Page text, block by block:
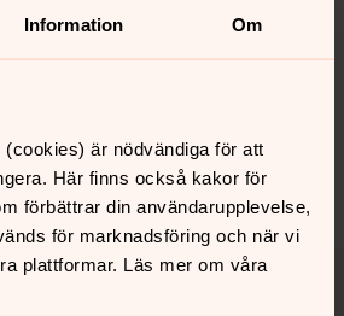
Information Om
är nödvändiga för att
Här finns också kakor för
förbättrar din användarupplevelse,
för marknadsföring och när vi
plattformar. Läs mer om våra